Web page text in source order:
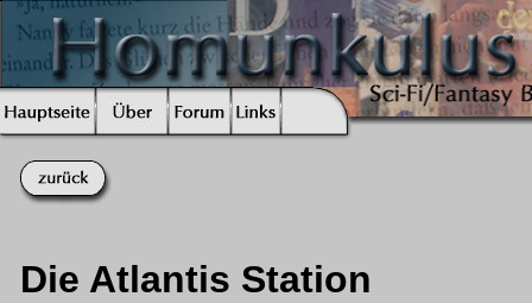
Die Atlantis Station